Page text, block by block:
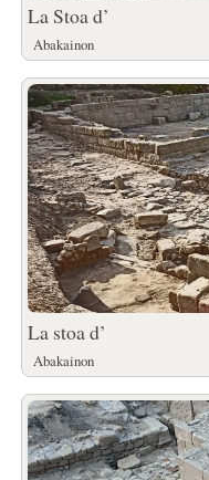
La Stoa d’
Abakainon
La stoa d’
Abakainon